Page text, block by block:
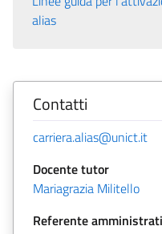
alias
Contatti
carriera.alias@unict.it
Docente tutor
Mariagrazia Militello
Referente